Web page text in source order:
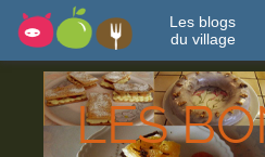
Les blogs
du village
LES